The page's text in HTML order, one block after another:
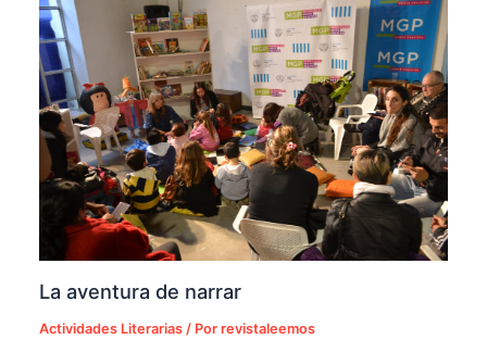
La aventura de narrar
Actividades Literarias / Porrevistaleemos